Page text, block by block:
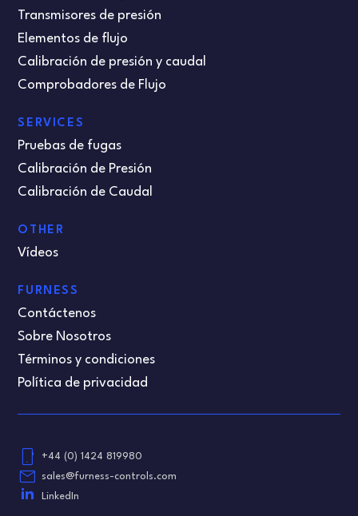
Transmisores de presión
Elementos de flujo
Calibración de presión y caudal
Comprobadores de Flujo
SERVICES
Pruebas de fugas
Calibración de Presión
Calibración de Caudal
OTHER
Vídeos
FURNESS
Contáctenos
Sobre Nosotros
Términos y condiciones
Política de privacidad
phone_android +44 (0) 1424 819980
email
sales@furness-controls.com
LinkedIn